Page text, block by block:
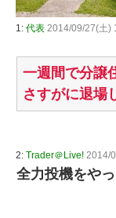
1: 代表 2014/09/27(土)
一週間で分譲
さすがに退場
2: Trader＠Live! 2014/
全力投機をや